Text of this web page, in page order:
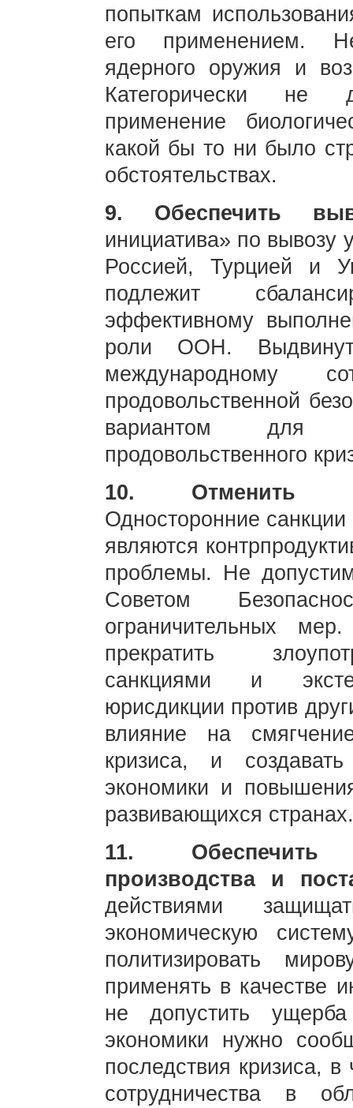
попыткам
его применением.
ядерного оружия и
Категорически не
применение
какой бы то ни было
обстоятельствах.
9. Обеспечить
инициатива» по вывозу
Россией, Турцией и
подлежит
эффективному
роли ООН.
международному
продовольственной
вариантом для
продовольственного
10. Отменить
Односторонние
являются
проблемы. Не
Советом
ограничительных
прекратить
санкциями и
юрисдикции против
влияние на
кризиса, и
экономики и
развивающихся странах.
11. Обеспечить
производства и
действиями
экономическую
политизировать
применять в качестве
не допустить ущерба
экономики нужно
последствия кризиса,
сотрудничества в